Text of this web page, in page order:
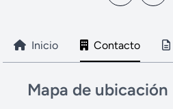
Inicio Contacto
Mapa de ubicación